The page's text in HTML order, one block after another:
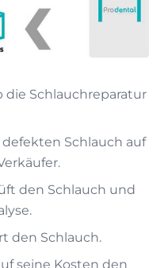
die Schlauchreparatur
Schlauch auf
den Schlauch und
den Schlauch.
seine Kosten den